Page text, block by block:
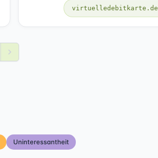
virtuelledebitkarte.de
Uninteressantheit